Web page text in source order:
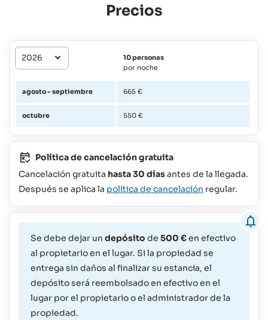
Precios
10 personas
por noche
agosto - septiembre 665 €
octubre 550 €
Política de cancelación gratuita
Cancelación gratuita hasta 30 díasantes de la llegada.
Después se aplica la política de cancelación regular.
Se debe dejar un depósito de 500 €en efectivo
al propietario en el lugar. Si la propiedad se
entrega sin daños al finalizar su estancia, el
depósito será reembolsado en efectivo en el
lugar por el propietario o el administrador de la
propiedad.